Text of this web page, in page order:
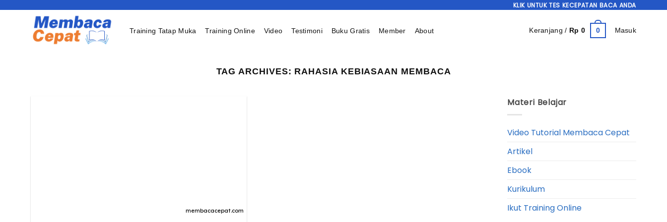
KLIK UNTUK TES KECEPATAN BACA ANDA
Training Tatap Muka Training Online Video Testimoni Buku Gratis Member About Keranjang / Rp 0 0 Masuk
TAG ARCHIVES: RAHASIA KEBIASAAN MEMBACA
Materi Belajar
Video Tutorial Membaca Cepat
Artikel
Ebook
Kurikulum
Ikut Training Online